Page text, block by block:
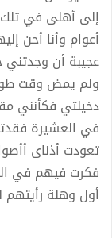
إلى أهلى في تلك
أعوام وأنا أحن
عجيبة أن
ولم يمض وقت
دخيلتي فكأنني
في العشيرة
تعودت أذناى
فكرت فيهم في
أول وهلة رأيتهم